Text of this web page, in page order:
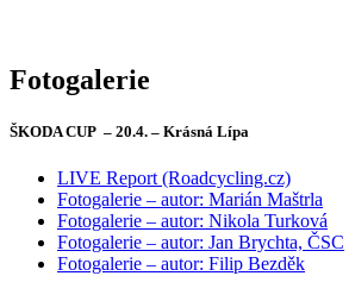
Fotogalerie
ŠKODA CUP – 20.4. – Krásná Lípa
LIVE Report (Roadcycling.cz)
Fotogalerie – autor: Marián Maštrla
Fotogalerie – autor: Nikola Turková
Fotogalerie – autor: Jan Brychta, ČSC
Fotogalerie – autor: Filip Bezděk